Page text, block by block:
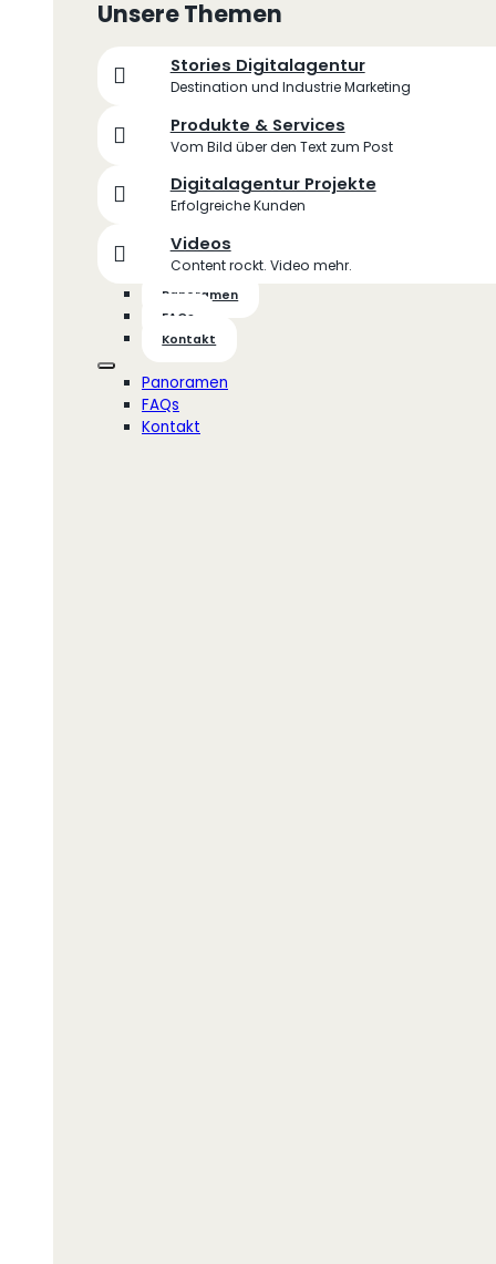
Unsere Themen
Stories Digitalagentur
Destination und Industrie Marketing
Produkte & Services
Vom Bild über den Text zum Post
Digitalagentur Projekte
Erfolgreiche Kunden
Videos
Content rockt. Video mehr.
Panoramen
FAQs
Kontakt
Panoramen
FAQs
Kontakt